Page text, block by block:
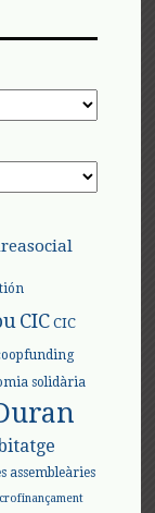
CIC CIC
solidària
assembleàries